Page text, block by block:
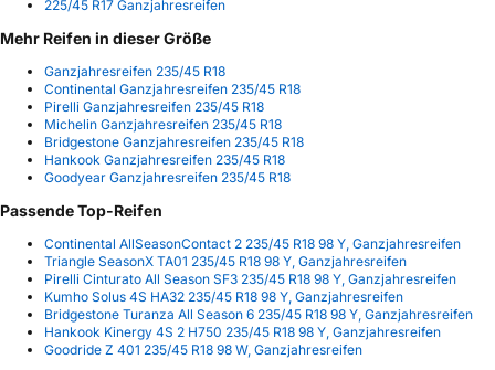
225/45 R17 Ganzjahresreifen
Mehr Reifen in dieser Größe
Ganzjahresreifen 235/45 R18
Continental Ganzjahresreifen 235/45 R18
Pirelli Ganzjahresreifen 235/45 R18
Michelin Ganzjahresreifen 235/45 R18
Bridgestone Ganzjahresreifen 235/45 R18
Hankook Ganzjahresreifen 235/45 R18
Goodyear Ganzjahresreifen 235/45 R18
Passende Top-Reifen
Continental AllSeasonContact 2 235/45 R18 98 Y, Ganzjahresreifen
Triangle SeasonX TA01 235/45 R18 98 Y, Ganzjahresreifen
Pirelli Cinturato All Season SF3 235/45 R18 98 Y, Ganzjahresreifen
Kumho Solus 4S HA32 235/45 R18 98 Y, Ganzjahresreifen
Bridgestone Turanza All Season 6 235/45 R18 98 Y, Ganzjahresreifen
Hankook Kinergy 4S 2 H750 235/45 R18 98 Y, Ganzjahresreifen
Goodride Z 401 235/45 R18 98 W, Ganzjahresreifen